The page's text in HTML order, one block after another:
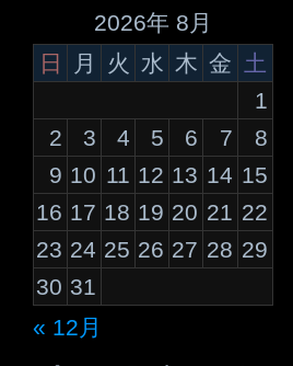
2026年 8月
日
月 火 水 木 金 土
« 12月
1
2
3 4 5 6 7
8
9 10 11 12 13 14 15
16 17 18 19 20 21 22
23 24 25 26 27 28 29
30 31